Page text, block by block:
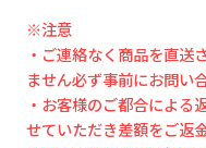
※注意
・ご連絡なく商品を直送
ません必ず事前にお問い
・お客様のご都合による
せていただき差額をご返